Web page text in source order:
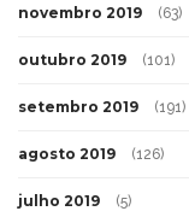
novembro 2019 (63)
outubro 2019 (101)
setembro 2019 (191)
agosto 2019 (126)
julho 2019 (5)